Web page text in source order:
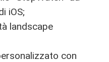
iOS;
landscape
con